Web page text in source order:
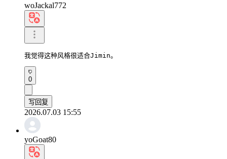
woJackal772
我觉得这种风格很适合Jimin。
0
写回复
2026.07.03 15:55
yoGoat80